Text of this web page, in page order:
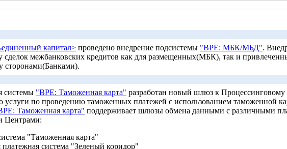
капитал> проведено внедрение подсистемы "BPE: МБК/МБД".
сделок межбанковских кредитов как для размещенных(МБК), так и
сторонами(Банками).
системы "BPE: Таможенная карта" разработан новый шлюз к
услуги по проведению таможенных платежей с использованием таможенной
Таможенная карта" поддерживает шлюзы обмена данными с различными
Центрами:
"Таможенная карта"
система "Зеленый коридор"